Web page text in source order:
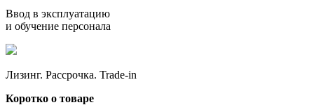
Ввод в эксплуатацию
и обучение персонала
Лизинг. Рассрочка. Trade-in
Коротко о товаре